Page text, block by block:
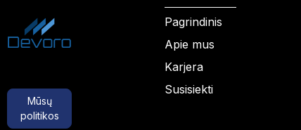
Pagrindinis
Apie mus
Karjera
Susisiekti
Mūsų
politikos